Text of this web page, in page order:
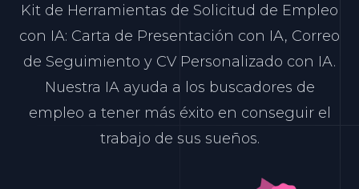
Kit de Herramientas de Solicitud de Empleo
con IA: Carta de Presentación con IA, Correo
de Seguimiento y CV Personalizado con IA.
Nuestra IA ayuda a los buscadores de
empleo a tener más éxito en conseguir el
trabajo de sus sueños.